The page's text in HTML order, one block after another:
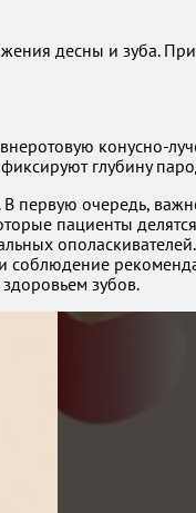
десны и зуба.
конусно-
глубину
очередь,
пациенты
зубов.